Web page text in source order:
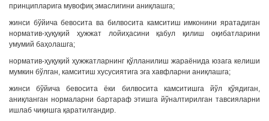
принципларига мувофиқ эмаслигини аниқлашга;
жинси бўйича бевосита ва билвосита камситиш имконини яратадиган
норматив-ҳуқуқий ҳужжат лойиҳасини қабул қилиш оқибатларини
умумий баҳолашга;
норматив-ҳуқуқий ҳужжатларнинг қўлланилиш жараёнида юзага келиши
мумкин бўлган, камситиш хусусиятига эга хавфларни аниқлашга;
жинси бўйича бевосита ёки билвосита камситишга йўл қўядиган,
аниқланган нормаларни бартараф этишга йўналтирилган тавсияларни
ишлаб чиқишга қаратилгандир.